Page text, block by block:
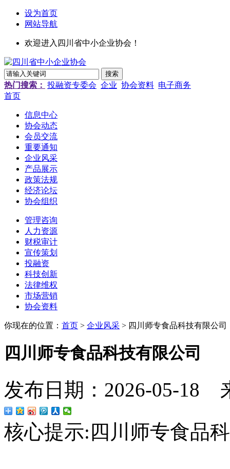
设为首页
网站导航
欢迎进入四川省中小企业协会！
热门搜索： 投融资专委会 企业 协会资料 电子商务
首页
信息中心
协会动态
会员交流
重要通知
企业风采
产品展示
政策法规
经济论坛
协会组织
管理咨询
人力资源
财税审计
宣传策划
投融资
科技创新
法律维权
市场营销
协会资料
你现在的位置： 首页 > 企业风采 > 四川师专食品科技有限公司
四川师专食品科技有限公司
发布日期：2026-05-18
核心提示: 四川师专食品